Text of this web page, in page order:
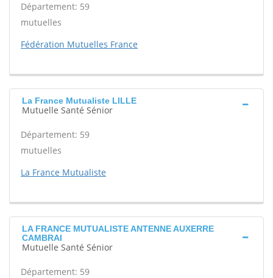
Département: 59
mutuelles
Fédération Mutuelles France
La France Mutualiste LILLE
Mutuelle Santé Sénior
Département: 59
mutuelles
La France Mutualiste
LA FRANCE MUTUALISTE ANTENNE AUXERRE
CAMBRAI
Mutuelle Santé Sénior
Département: 59